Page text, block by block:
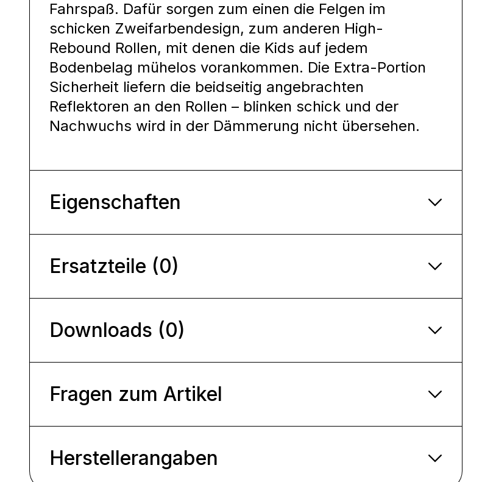
Fahrspaß. Dafür sorgen zum einen die Felgen im
schicken Zweifarbendesign, zum anderen High-
Rebound Rollen, mit denen die Kids auf jedem
Bodenbelag mühelos vorankommen. Die Extra-Portion
Sicherheit liefern die beidseitig angebrachten
Reflektoren an den Rollen – blinken schick und der
Nachwuchs wird in der Dämmerung nicht übersehen.
Eigenschaften
Ersatzteile (0)
Downloads (0)
Fragen zum Artikel
Herstellerangaben